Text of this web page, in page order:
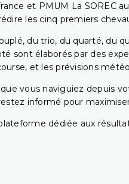
et PMUM La SOREC
les cinq premiers
du trio, du quarté, du
sont élaborés par des
et les prévisions
vous naviguiez depuis
informé pour
dédiée aux